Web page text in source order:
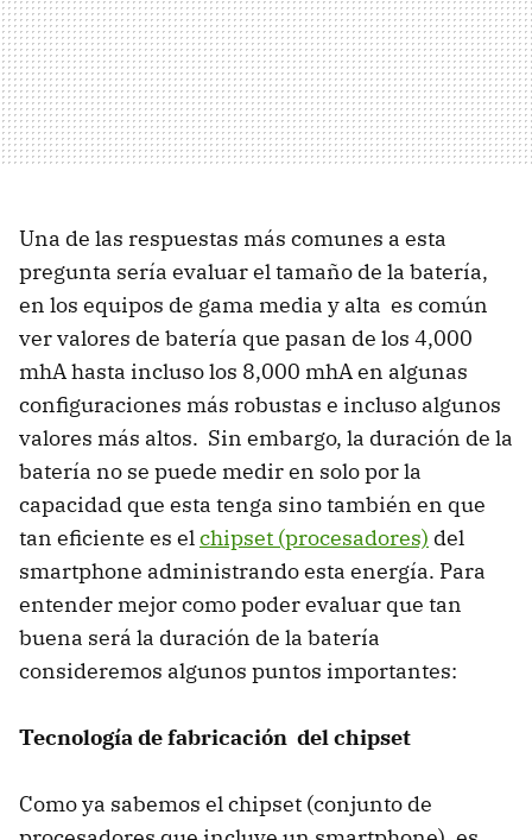
Una de las respuestas más comunes a esta
pregunta sería evaluar el tamaño de la batería,
en los equipos de gama media y alta es común
ver valores de batería que pasan de los 4,000
mhA hasta incluso los 8,000 mhA en algunas
configuraciones más robustas e incluso algunos
valores más altos. Sin embargo, la duración de la
batería no se puede medir en solo por la
capacidad que esta tenga sino también en que
tan eficiente es elchipset (procesadores) del
smartphone administrando esta energía. Para
entender mejor como poder evaluar que tan
buena será la duración de la batería
consideremos algunos puntos importantes:
Tecnología de fabricación del chipset
Como ya sabemos el chipset (conjunto de